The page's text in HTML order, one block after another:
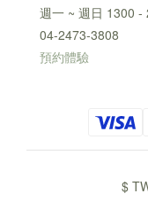
週一 ~ 週日 1300 -
04-2473-3808
預約體驗
$